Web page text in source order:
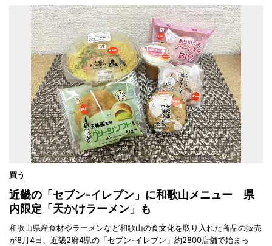
買う
近畿の「セブン-イレブン」に和歌山メニュー 県
内限定「天かけラーメン」も
和歌山県産食材やラーメンなど和歌山の食文化を取り入れた商品の販売
が8月4日、近畿2府4県の「セブン-イレブン」約2800店舗で始まっ